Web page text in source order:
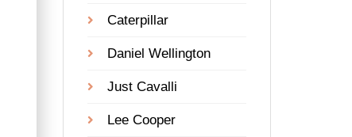
Caterpillar
Daniel Wellington
Just Cavalli
Lee Cooper